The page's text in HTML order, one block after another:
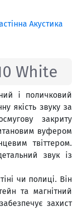
Акустика
White
і поличковий
якість звуку за
закриту
вуфером
твіттером.
звук із
чи полиці. Він
та магнітний
захист